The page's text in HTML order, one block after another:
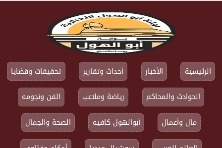
الرئيسية الأخبار أحداث وتقارير
تحقيقات وقضايا
الحوادث والمحاكم
رياضة وملاعب
الفن ونجومه
مال وأعمال
أبوالهول كافيه
الصحة والجمال